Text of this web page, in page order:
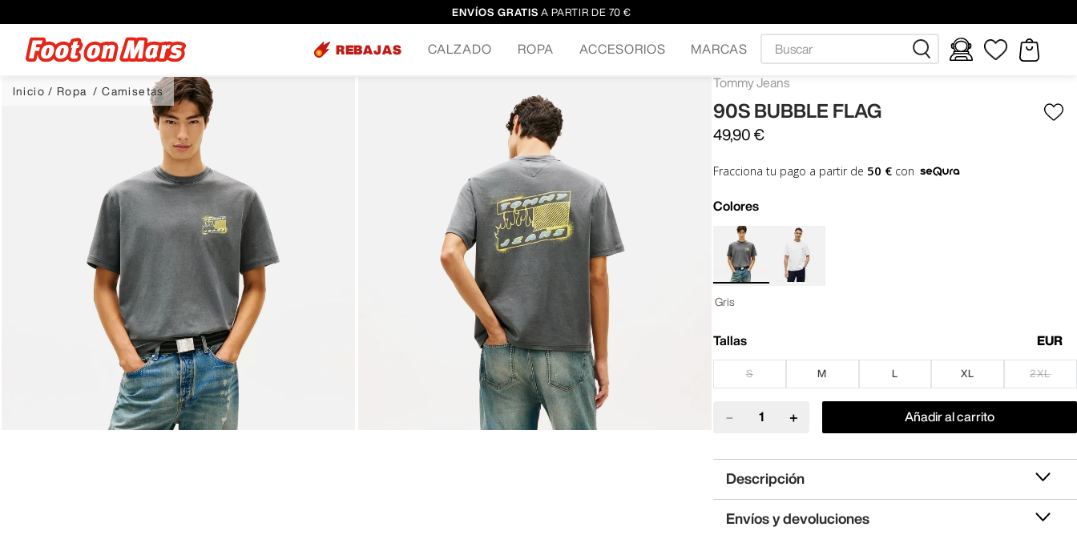
ENVÍOS GRATIS A PARTIR DE 70 €
REBAJAS CALZADO ROPA ACCESORIOS MARCAS
Ropa Camisetas
Tommy Jeans
90S BUBBLE FLAG
49,90 €
Fracciona tu pago a partir de 50 €con
Colores
Gris
Tallas EUR
S M L XL 2XL
＋
－ Añadir al carrito
Descripción
Envíos y devoluciones